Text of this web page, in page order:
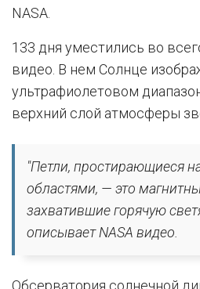
NASA.
133 дня уместились во
видео. В нем Солнце
ультрафиолетовом
верхний слой атмосферы
"Петли, простирающиеся
областями, — это
захватившие горячую
описывает NASA видео.
Обсерватория солнечной